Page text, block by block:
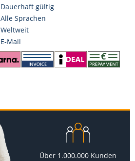
Dauerhaft gültig
Alle Sprachen
Weltweit
E-Mail
Über 1.000.000 Kunden